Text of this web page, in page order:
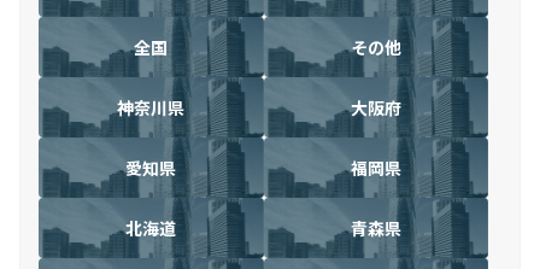
全国 その他
神奈川県 大阪府
愛知県 福岡県
北海道 青森県